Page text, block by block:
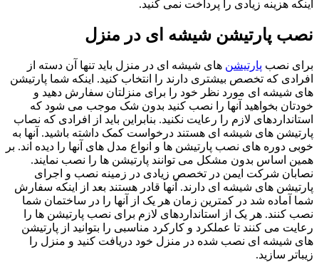
اینکه هزینه زیادی را پرداخت نمی کنید.
نصب پارتیشن شیشه ای در منزل
برای نصب پارتیشن های شیشه ای در منزل باید تنها آن دسته از
افرادی که تخصص بیشتری دارند را انتخاب کنید. اینکه شما پارتیشن
های شیشه ای مورد نظر خود را برای منزلتان سفارش دهید و
خودتان بخواهید آنها را نصب کنید بدون شک موجب می شود که
استانداردهای لازم را رعایت نکنید. بنابراین باید از افرادی که نصاب
پارتیشن های شیشه ای هستند درخواست کمک داشته باشید. آنها به
خوبی دوره های نصب پارتیشن ها و انواع مدل های آنها را دیده اند. بر
همین اساس بدون مشکل می توانند پارتیشن ها را نصب نمایند.
نصابان شرکت ایمن در تخصص زیادی در زمینه نصب و اجرای
پارتیشن های شیشه ای دارند. آنها قادر هستند بعد از اینکه سفارش
شما آماده شد در کمترین زمان هر یک از آنها را در ساختمان شما
نصب کنند. هر یک از استانداردهای لازم برای نصب پارتیشن ها را
رعایت می کنند تا عملکرد و کارکرد مناسبی را بتوانید از پارتیشن
های شیشه ای نصب شده در منزل خود دریافت کنید و منزل را
زیباتر سازید.